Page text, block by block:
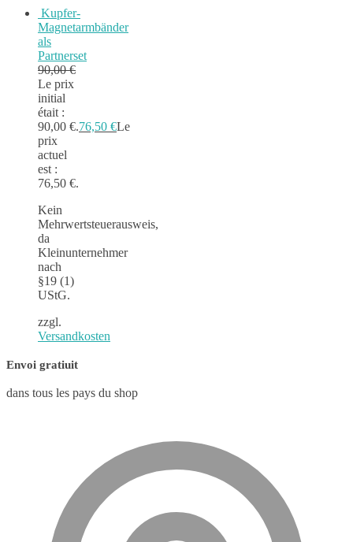
Kupfer-
Magnetarmbänder
als
Partnerset
90,00€
Le prix
initial
était :
90,00 €.76,50 €Le
prix
actuel
est :
76,50 €.
Kein
Mehrwertsteuerausweis,
da
Kleinunternehmer
nach
§19 (1)
UStG.
zzgl.
Versandkosten
Envoi gratiuit
dans tous les pays du shop